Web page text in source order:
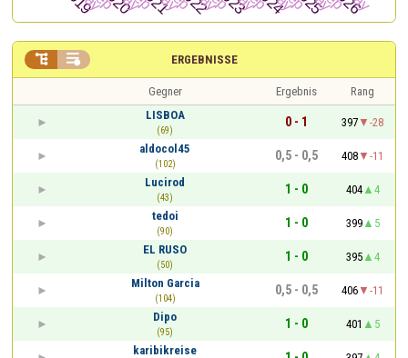
ERGEBNISSE
 
Gegner Ergebnis
Rang
LISBOA
(69)
0 - 1 397
-28
aldocol45
(102)
0,5 - 0,5 408
-11
Lucirod
(43)
1 - 0 404
4
tedoi
(90)
1 - 0 399
5
EL RUSO
(50)
1 - 0 395
4
Milton Garcia
(104)
0,5 - 0,5 406
-11
Dipo
(95)
1 - 0 401
5
karibikreise